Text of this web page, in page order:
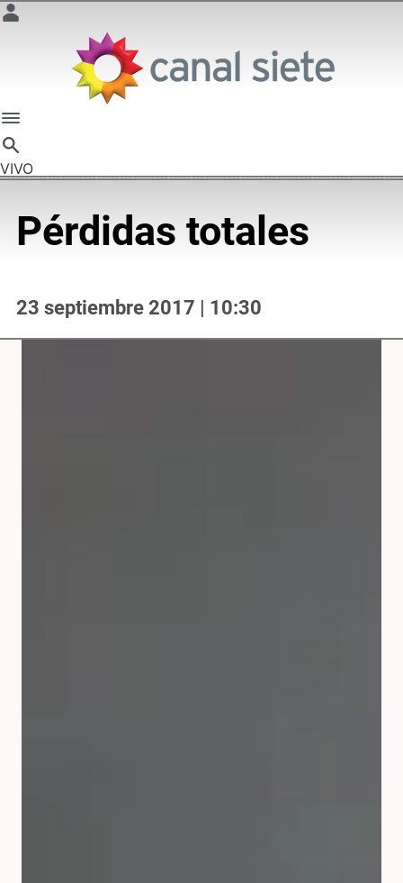
VIVO
Pérdidas totales
23 septiembre 2017 | 10:30